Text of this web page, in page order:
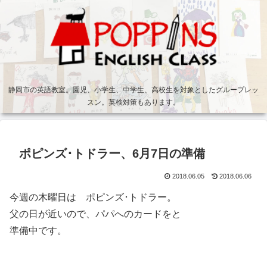
静岡市の英語教室。園児、小学生、中学生、高校生を対象としたグループレッ
スン。英検対策もあります。
ポピンズ･トドラー、6月7日の準備
2018.06.05 2018.06.06
今週の木曜日は ポピンズ･トドラー。
父の日が近いので、パパへのカードをと
準備中です。